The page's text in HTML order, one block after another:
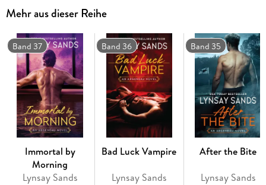
tattooed
trouble.
Joshua James Simpson Guiscard, aka G. G. , knows a lot
about Immortals enough to make him wary. Yet from the
moment Ildaria walks into
his club, he feels desire stronger than anything he's known.
Accepting the fact
that they might be life mates is disconcerting. But when her
past catches up to
them, G. G. faces a choice confront his demons at last, or
lose a passion that's
hot as hell.
Mehr aus dieser Reihe
Band 37
Immortal by
Morning
Lynsay Sands
Band 36
Bad Luck Vampire
Lynsay Sands
Band 35
After the Bite
Lynsay Sands